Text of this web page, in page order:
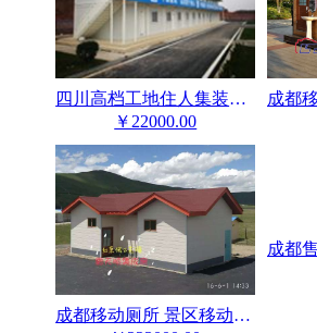
四川高档工地住人集装箱活动房厂家
￥22000.00
成都移动厕所 景区移动厕所 公园移动厕所